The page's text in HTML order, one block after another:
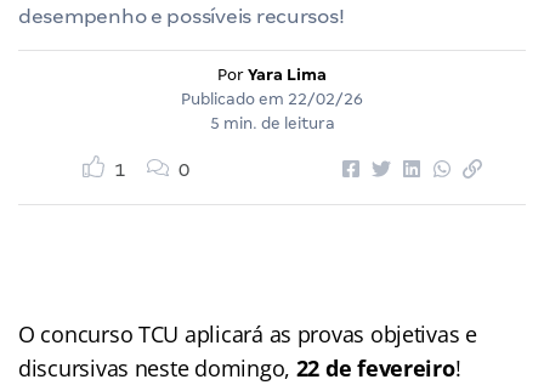
desempenho e possíveis recursos!
Por Yara Lima
Publicado em 22/02/26
5 min. de leitura
1 0
O concurso TCU aplicará as provas objetivas e
discursivas neste domingo, 22 de fevereiro!